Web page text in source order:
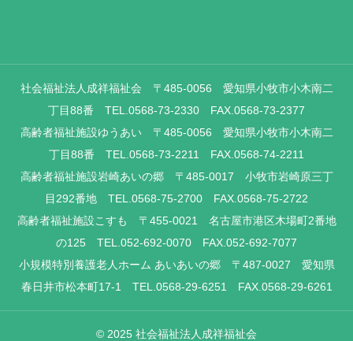
社会福祉法人成祥福祉会 〒485-0056 愛知県小牧市小木南二
丁目88番 TEL.0568-73-2330 FAX.0568-73-2377
高齢者福祉施設ゆうあい 〒485-0056 愛知県小牧市小木南二
丁目88番 TEL.0568-73-2211 FAX.0568-74-2211
高齢者福祉施設岩崎あいの郷 〒485-0017 小牧市岩崎原三丁
目292番地 TEL.0568-75-2700 FAX.0568-75-2722
高齢者福祉施設こすも 〒455-0021 名古屋市港区木場町2番地
の125 TEL.052-692-0070 FAX.052-692-7077
小規模特別養護老人ホーム あいあいの郷 〒487-0027 愛知県
春日井市松本町17-1 TEL.0568-29-6251 FAX.0568-29-6261
© 2025 社会福祉法人成祥福祉会